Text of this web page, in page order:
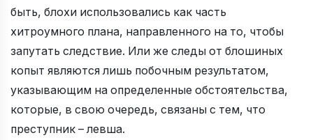
быть, блохи использовались как часть
хитроумного плана, направленного на то, чтобы
запутать следствие. Или же следы от блошиных
копыт являются лишь побочным результатом,
указывающим на определенные обстоятельства,
которые, в свою очередь, связаны с тем, что
преступник – левша.